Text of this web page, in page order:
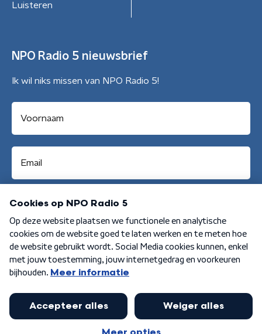
Luisteren
NPO Radio 5 nieuwsbrief
Ik wil niks missen van NPO Radio 5!
Aanmelden
Algemene voorwaarden